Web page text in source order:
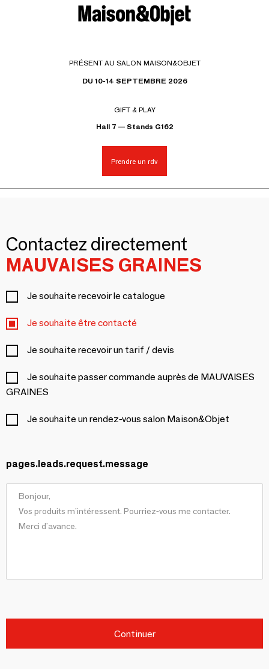
PRÉSENT AU SALON MAISON&OBJET
DU 10-14 SEPTEMBRE 2026
GIFT & PLAY
Hall 7 — Stands G162
Prendre un rdv
Contactez directement
MAUVAISES GRAINES
Je souhaite recevoir le catalogue
Je souhaite être contacté
Je souhaite recevoir un tarif / devis
Je souhaite passer commande auprès de MAUVAISES
GRAINES
Je souhaite un rendez-vous salon Maison&Objet
pages.leads.request.message
Continuer